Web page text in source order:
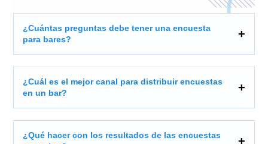
¿Cuántas preguntas debe tener una encuesta
para bares?
¿Cuál es el mejor canal para distribuir encuestas
en un bar?
¿Qué hacer con los resultados de las encuestas